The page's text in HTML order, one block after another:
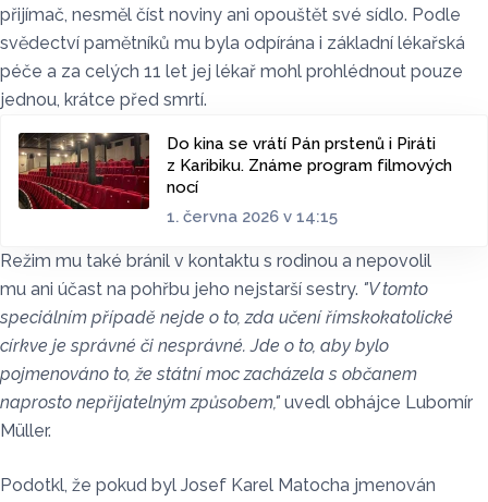
přijímač, nesměl číst noviny ani opouštět své sídlo. Podle
svědectví pamětníků mu byla odpírána i základní lékařská
péče a za celých 11 let jej lékař mohl prohlédnout pouze
jednou, krátce před smrtí.
Do kina se vrátí Pán prstenů i Piráti
z Karibiku. Známe program filmových
nocí
1. června 2026 v 14:15
Režim mu také bránil v kontaktu s rodinou a nepovolil
mu ani účast na pohřbu jeho nejstarší sestry. "V tomto
speciálním případě nejde o to, zda učení římskokatolické
církve je správné či nesprávné. Jde o to, aby bylo
pojmenováno to, že státní moc zacházela s občanem
naprosto nepřijatelným způsobem," uvedl obhájce Lubomír
Müller.
Podotkl, že pokud byl Josef Karel Matocha jmenován